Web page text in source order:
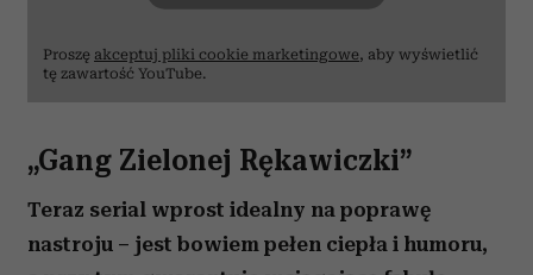
Proszę akceptuj pliki cookie marketingowe, aby wyświetlić
tę zawartość YouTube.
„Gang Zielonej Rękawiczki”
Teraz serial wprost idealny na poprawę
nastroju – jest bowiem pełen ciepła i humoru,